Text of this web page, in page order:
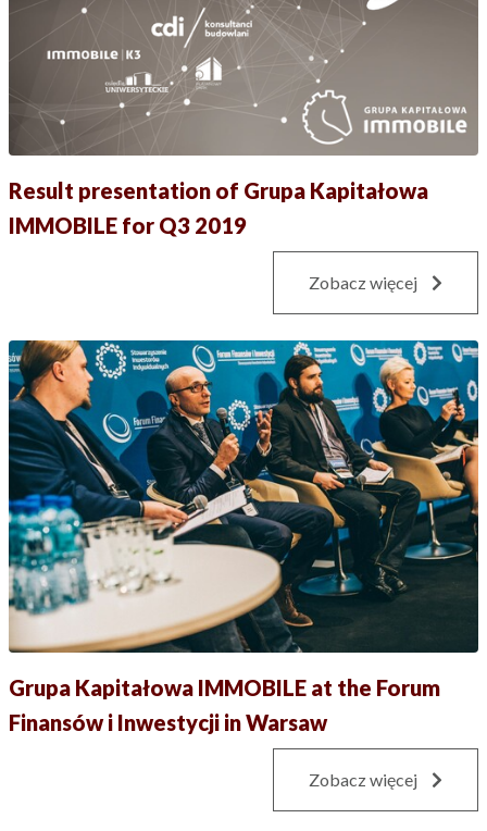
Result presentation of Grupa Kapitałowa
IMMOBILE for Q3 2019
Zobacz więcej
Grupa Kapitałowa IMMOBILE at the Forum
Finansów i Inwestycji in Warsaw
Zobacz więcej